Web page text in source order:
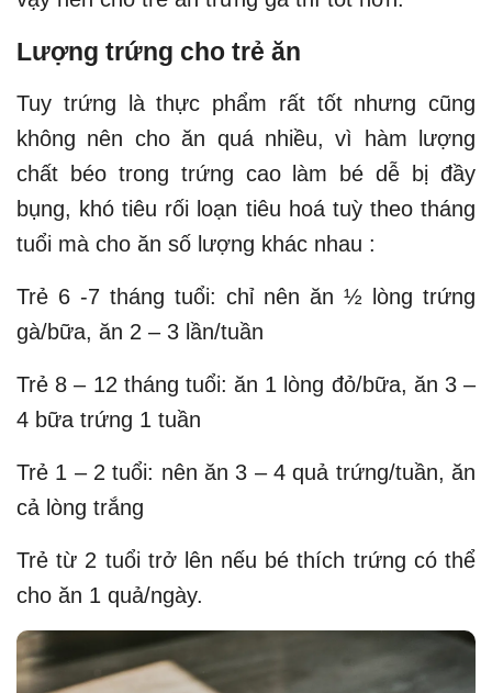
Lượng trứng cho trẻ ăn
Tuy trứng là thực phẩm rất tốt nhưng cũng
không nên cho ăn quá nhiều, vì hàm lượng
chất béo trong trứng cao làm bé dễ bị đầy
bụng, khó tiêu rối loạn tiêu hoá tuỳ theo tháng
tuổi mà cho ăn số lượng khác nhau :
Trẻ 6 -7 tháng tuổi: chỉ nên ăn ½ lòng trứng
gà/bữa, ăn 2 – 3 lần/tuần
Trẻ 8 – 12 tháng tuổi: ăn 1 lòng đỏ/bữa, ăn 3 –
4 bữa trứng 1 tuần
Trẻ 1 – 2 tuổi: nên ăn 3 – 4 quả trứng/tuần, ăn
cả lòng trắng
Trẻ từ 2 tuổi trở lên nếu bé thích trứng có thể
cho ăn 1 quả/ngày.